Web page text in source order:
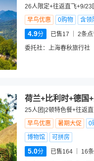
26人限定+往返直飞+9/
早鸟优惠
0购物 含领
4.9分 已售17 2条
委托社： 上海春秋旅行社
荷兰+比利时+德国
25人团|2顿特色餐+往返
早鸟优惠
暑期大促
0
博物馆
可拼房
5.0分 已售164 16